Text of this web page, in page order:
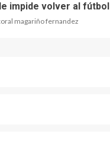
impide volver al fútbol
magariño fernandez